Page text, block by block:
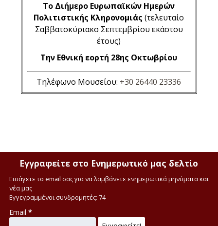
Το Διήμερο Ευρωπαϊκών Ημερών
Πολιτιστικής Κληρονομιάς (τελευταίο
Σαββατοκύριακο Σεπτεμβρίου εκάστου
έτους)
Την Εθνική εορτή 28ης Οκτωβρίου
Τηλέφωνο Μουσείου: +30 26440 23336
Εγγραφείτε στο Ενημερωτικό μας δελτίο
Εισάγετε το email σας για να λαμβάνετε ενημερωτικά μηνύματα και
νέα μας
Εγγεγραμμένοι συνδρομητές: 74
Email *